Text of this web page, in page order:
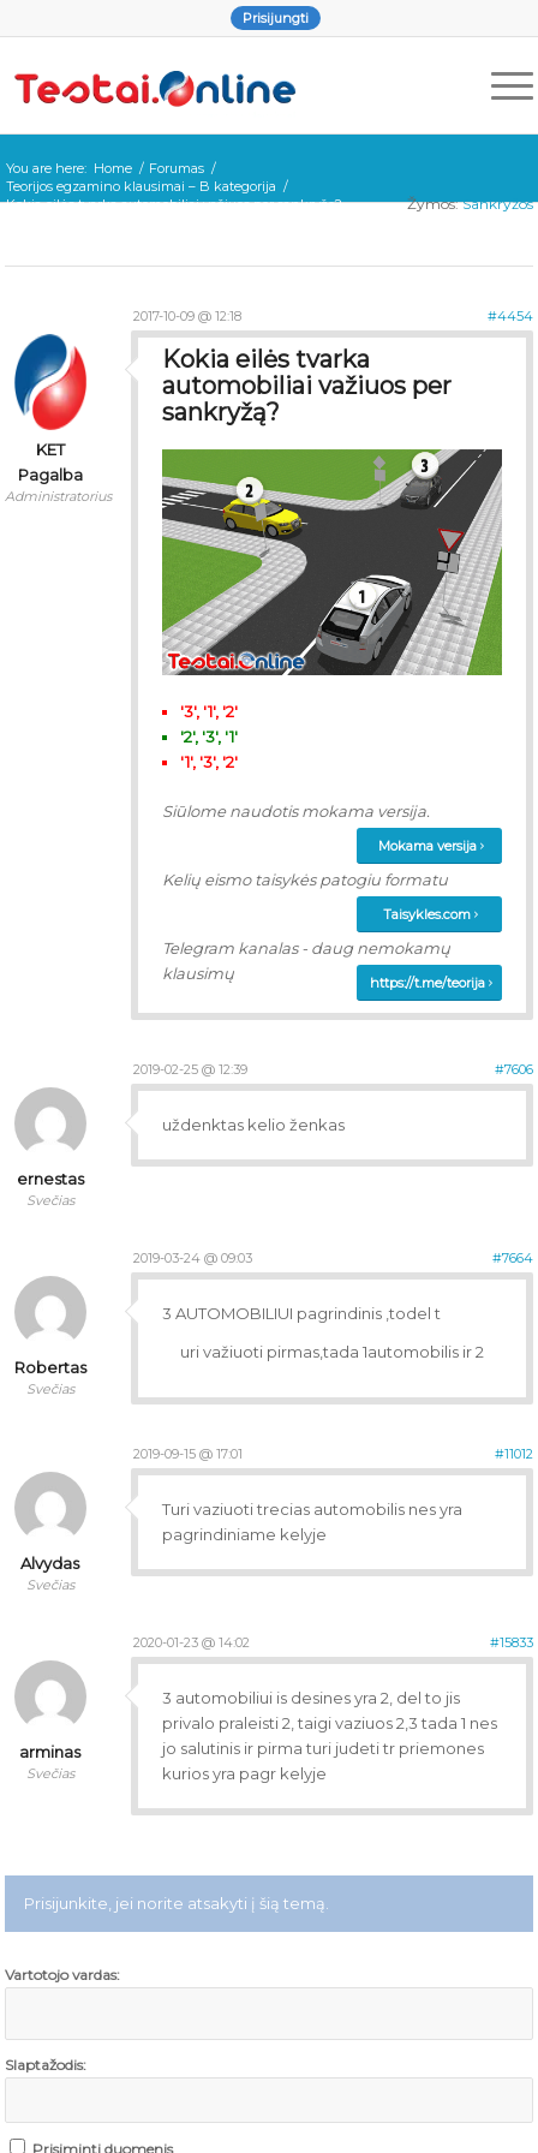
Prisijungti
You are here: Home / Forumas /
Teorijos egzamino klausimai – B kategorija /
Kokia eilės tvarka automobiliai važiuos per sankryžą?
Žymos:Sankryžos
2017-10-09 @ 12:18 #4454
KET
Pagalba
Administratorius
Kokia eilės tvarka
automobiliai važiuos per
sankryžą?
'3', '1', '2'
'2', '3', '1'
'1', '3', '2'
Siūlome naudotis mokama versija.
Mokama versija
Kelių eismo taisykės patogiu formatu
Taisykles.com
Telegram kanalas - daug nemokamų
klausimų
https://t.me/teorija
2019-02-25 @ 12:39 #7606
ernestas
Svečias
uždenktas kelio ženkas
2019-03-24 @ 09:03 #7664
Robertas
Svečias
3 AUTOMOBILIUI pagrindinis ,todel t
uri važiuoti pirmas,tada 1automobilis ir 2
2019-09-15 @ 17:01 #11012
Alvydas
Svečias
Turi vaziuoti trecias automobilis nes yra
pagrindiniame kelyje
2020-01-23 @ 14:02 #15833
arminas
Svečias
3 automobiliui is desines yra 2, del to jis
privalo praleisti 2, taigi vaziuos 2,3 tada 1 nes
jo salutinis ir pirma turi judeti tr priemones
kurios yra pagr kelyje
Prisijunkite, jei norite atsakyti į šią temą.
Vartotojo vardas:
Slaptažodis:
Prisiminti duomenis